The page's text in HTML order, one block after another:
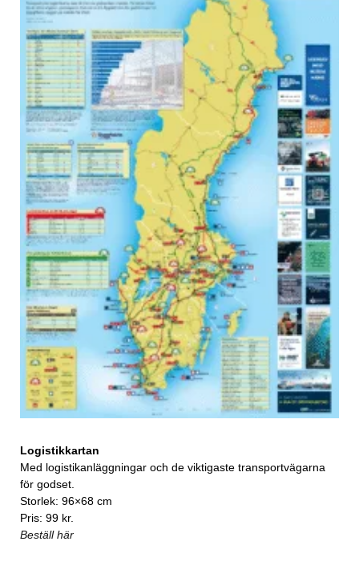
Logistikkartan
Med logistikanläggningar och de viktigaste transportvägarna
för godset.
Storlek: 96×68 cm
Pris: 99 kr.
Beställ här